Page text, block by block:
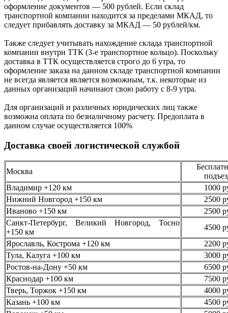
оформление документов — 500 рублей. Если склад
транспортной компании находится за пределами МКАД, то
следует прибавлять доставку за МКАД — 50 рублей/км.
Также следует учитывать нахождение склада транспортной
компании внутри ТТК (3-е транспортное кольцо). Поскольку
доставка в ТТК осуществляется строго до 6 утра, то
оформление заказа на данном складе транспортной компании
не всегда является является возможным, т.к. некоторые из
данных организаций начинают свою работу с 8-9 утра.
Для организаций и различных юридических лиц также
возможна оплата по безналичному расчету. Предоплата в
данном случае осуществляется 100%
Доставка своей логистической службой
Москва
Владимир +120 км
1000
Нижний Новгород +150 км
2500
Иваново +150 км
2500
Санкт-Петербург, Великий Новгород, Тосно
+150 км
4500
Ярославль, Кострома +120 км
2200
Тула, Калуга +100 км
3000
Ростов-на-Дону +50 км
6500
Краснодар +100 км
7500
Тверь, Торжок +150 км
4000
Казань +100 км
4500